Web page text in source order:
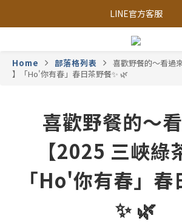
三峽區農會-獨家限定「梨仔筍
LINE官方客服
三峽區農會-獨家限定「梨仔筍
Home 部落格列表
喜歡野餐的～看過
】「Ho'你有春」春日茶野餐✨ 🌿
喜歡野餐的～看
【2025 三峽綠
「Ho'你有春」
✨ 🌿